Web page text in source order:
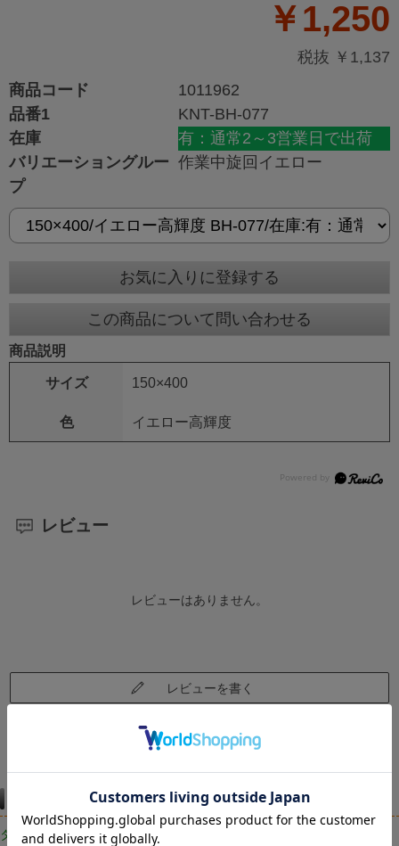
￥1,250
税抜 ￥1,137
商品コード
1011962
品番1
KNT-BH-077
在庫
有：通常2～3営業日で出荷
バリエーショングルー
プ
作業中旋回イエロー
お気に入りに登録する
この商品について問い合わせる
商品説明
サイズ 150×400
色 イエロー高輝度
レビュー
レビューはありません。
レビューを書く
タイプ・サイズ違いはこちら